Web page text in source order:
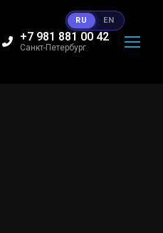
+7 981 881 00 42
Санкт-Петербург
RU EN